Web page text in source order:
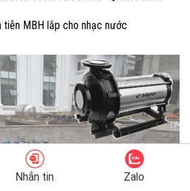
tiễn MBH lắp cho nhạc nước
Nhắn tin Zalo